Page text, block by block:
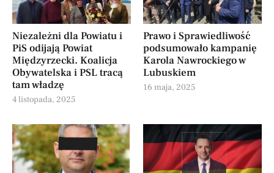
Niezależni dla Powiatu i
PiS odijają Powiat
Międzyrzecki. Koalicja
Obywatelska i PSL tracą
tam władzę
4 listopada, 2025
Prawo i Sprawiedliwość
podsumowało kampanię
Karola Nawrockiego w
Lubuskiem
16 maja, 2025